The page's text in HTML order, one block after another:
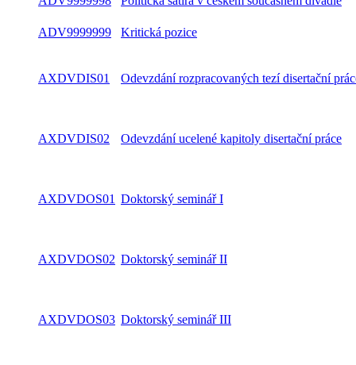
ADV9999999 Kritická pozice
AXDVDIS01 Odevzdání rozpracovaných tezí disertační
AXDVDIS02 Odevzdání ucelené kapitoly disertační práce
AXDVDOS01 Doktorský seminář I
AXDVDOS02 Doktorský seminář II
AXDVDOS03 Doktorský seminář III